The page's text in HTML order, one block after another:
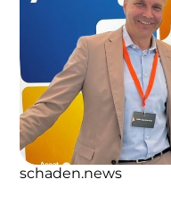
schaden.news